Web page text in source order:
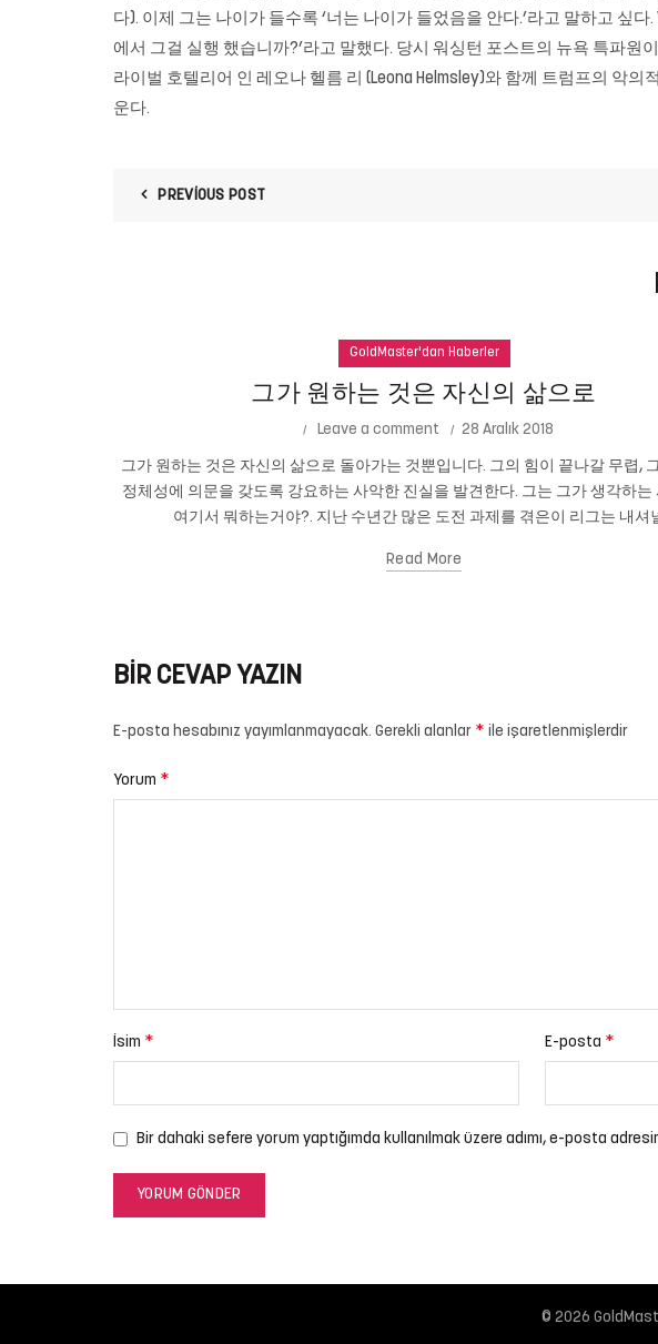
다). 이제 그는 나이가 들수록 ‘너는 나이가 들었음을 안다.’라고 말하고 싶
에서 그걸 실행 했습니까?’라고 말했다. 당시 워싱턴 포스트의 뉴욕 특파원
라이벌 호텔리어 인 레오나 헬름 리 (Leona Helmsley)와 함께 트럼프의 악의
운다.
PREVIOUS POST
GoldMaster'dan Haberler
그가 원하는 것은 자신의 삶으로
Leave a comment 28 Aralık 2018
그가 원하는 것은 자신의 삶으로 돌아가는 것뿐입니다. 그의 힘이 끝나갈 무렵,
정체성에 의문을 갖도록 강요하는 사악한 진실을 발견한다. 그는 그가 생각하는
여기서 뭐하는거야?. 지난 수년간 많은 도전 과제를 겪은이 리그는 내셔
Read More
BIR CEVAP YAZIN
E-posta hesabınız yayımlanmayacak. Gerekli alanlar * ile işaretlenmişlerdir
Yorum *
İsim * E-posta *
Bir dahaki sefere yorum yaptığımda kullanılmak üzere adımı, e-posta
© 2026